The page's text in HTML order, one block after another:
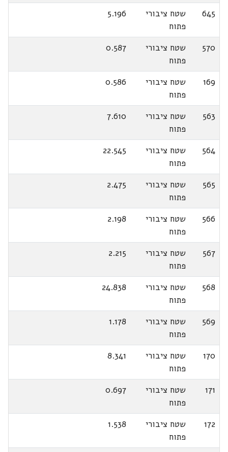
645
שטח ציבורי
פתוח
5.196
570
שטח ציבורי
פתוח
0.587
169
שטח ציבורי
פתוח
0.586
563
שטח ציבורי
פתוח
7.610
564
שטח ציבורי
פתוח
22.545
565
שטח ציבורי
פתוח
2.475
566
שטח ציבורי
פתוח
2.198
567
שטח ציבורי
פתוח
2.215
568
שטח ציבורי
פתוח
24.838
569
שטח ציבורי
פתוח
1.178
170
שטח ציבורי
פתוח
8.341
171
שטח ציבורי
פתוח
0.697
172
שטח ציבורי
פתוח
1.538